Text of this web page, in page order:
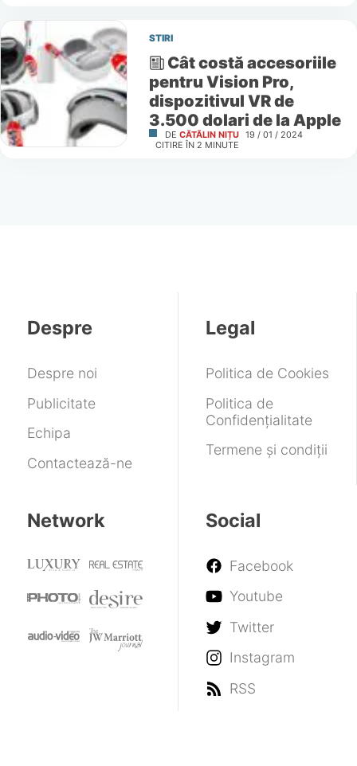
STIRI
Cât costă accesoriile
pentru Vision Pro,
dispozitivul VR de
3.500 dolari de la Apple
DE CĂTĂLIN NIȚU 19 / 01 / 2024
CITIRE ÎN 2 MINUTE
Despre
Despre noi
Publicitate
Echipa
Contactează-ne
Legal
Politica de Cookies
Politica de
Confidențialitate
Termene și condiții
Network Social
Facebook
Youtube
Twitter
Instagram
RSS